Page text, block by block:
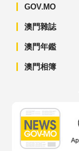
GOV.MO
澳門雜誌
澳門年鑑
澳門相簿